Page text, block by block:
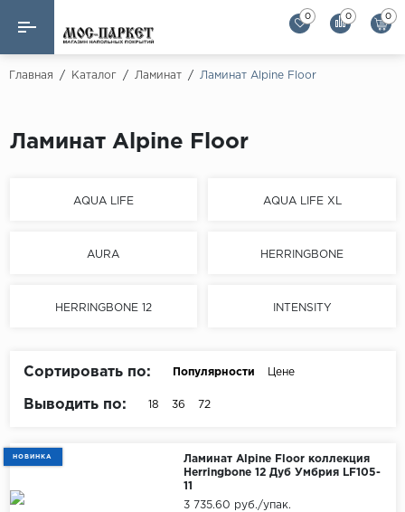
Назад Назад
Alpine Floor
Alsapan
Balterio NEW
Falquon
Пробка
0 0 0
Главная / Каталог / Ламинат / Ламинат Alpine Floor
Ламинат Alpine Floor
AQUA LIFE AQUA LIFE XL
AURA HERRINGBONE
HERRINGBONE 12 INTENSITY
Сортировать по: Популярности Цене
Выводить по: 18 36 72
НОВИНКА
Ламинат Alpine Floor коллекция
Herringbone 12 Дуб Умбрия LF105-
11
3 735.60 руб./упак.